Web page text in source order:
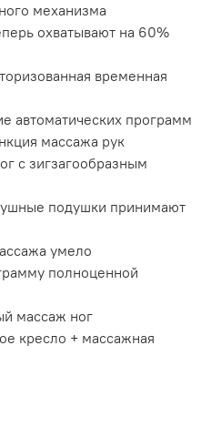
механизма
охватывают на 60%
временная
автоматических программ
массажа рук
с зигзагообразным
подушки принимают
умело
полноценной
массаж ног
кресло + массажная